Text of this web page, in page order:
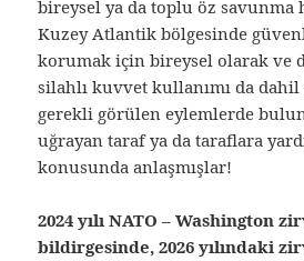
bireysel ya da toplu öz savunma
Kuzey Atlantik bölgesinde
korumak için bireysel olarak ve
silahlı kuvvet kullanımı da
gerekli görülen eylemlerde
uğrayan taraf ya da taraflara
konusunda anlaşmışlar!
2024 yılı NATO – Washington
bildirgesinde, 2026 yılındaki